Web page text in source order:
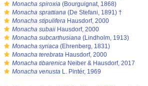
Monacha spiroxia (Bourguignat, 1868)
Monacha sprattiana (De Stefani, 1891) †
Monacha stipulifera Hausdorf, 2000
Monacha subaii Hausdorf, 2000
Monacha subcarthusiana (Lindholm, 1913)
Monacha syriaca (Ehrenberg, 1831)
Monacha terebrata Hausdorf, 2000
Monacha tibarenica Neiber & Hausdorf, 2017
Monacha venusta L. Pintér, 1969